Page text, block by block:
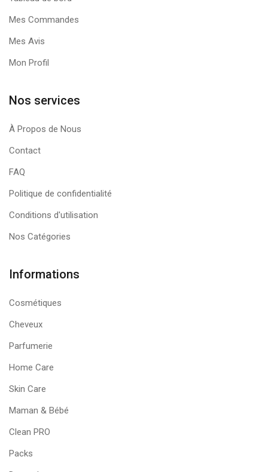
Mes Commandes
Mes Avis
Mon Profil
Nos services
À Propos de Nous
Contact
FAQ
Politique de confidentialité
Conditions d'utilisation
Nos Catégories
Informations
Cosmétiques
Cheveux
Parfumerie
Home Care
Skin Care
Maman & Bébé
Clean PRO
Packs